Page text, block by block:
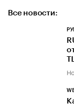
Все новости: